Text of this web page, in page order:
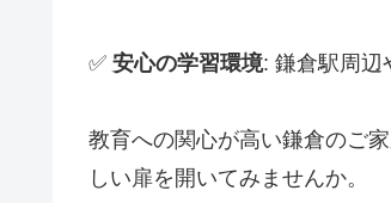
✅ 安心の学習環境: 鎌倉駅周辺
教育への関心が高い鎌倉のご
しい扉を開いてみませんか。